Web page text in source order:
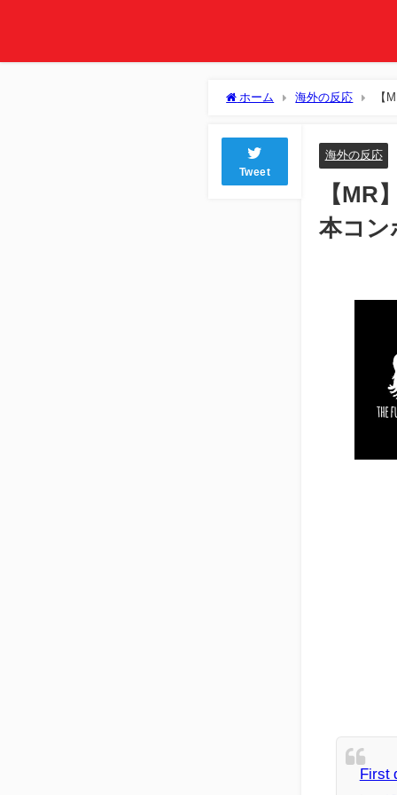
ホーム 海外の反応 【
Tweet
海外の反応
【MR
本コン
First